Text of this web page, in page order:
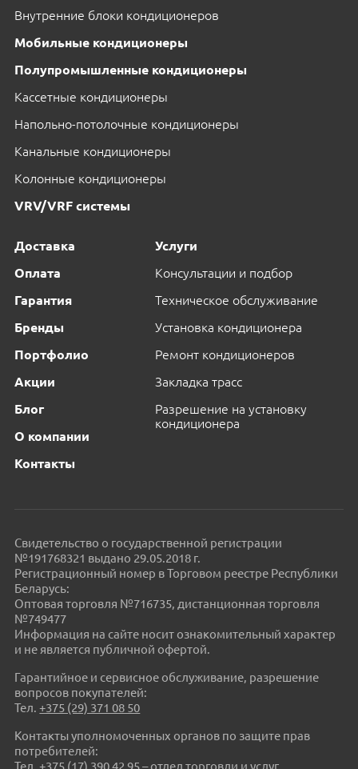
Внутренние блоки кондиционеров
Мобильные кондиционеры
Полупромышленные кондиционеры
Кассетные кондиционеры
Напольно-потолочные кондиционеры
Канальные кондиционеры
Колонные кондиционеры
VRV/VRF системы
Доставка
Оплата
Гарантия
Бренды
Портфолио
Акции
Блог
О компании
Контакты
Услуги
Консультации и подбор
Техническое обслуживание
Установка кондиционера
Ремонт кондиционеров
Закладка трасс
Разрешение на установку
кондиционера
Свидетельство о государственной регистрации
№191768321 выдано 29.05.2018 г.
Регистрационный номер в Торговом реестре Республики
Беларусь:
Оптовая торговля №716735, дистанционная торговля
№749477
Информация на сайте носит ознакомительный характер
и не является публичной офертой.
Гарантийное и сервисное обслуживание, разрешение
вопросов покупателей:
Тел.+375 (29) 371 08 50
Контакты уполномоченных органов по защите прав
потребителей:
Тел.+375 (17) 390 42 95– отдел торговли и услуг